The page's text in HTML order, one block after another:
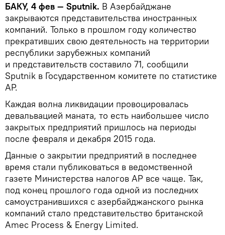
БАКУ, 4 фев — Sputnik. В Азербайджане
закрываются представительства иностранных
компаний. Только в прошлом году количество
прекративших свою деятельность на территории
республики зарубежных компаний
и представительств составило 71, сообщили
Sputnik в Государственном комитете по статистике
АР.
Каждая волна ликвидации провоцировалась
девальвацией маната, то есть наибольшее число
закрытых предприятий пришлось на периоды
после февраля и декабря 2015 года.
Данные о закрытии предприятий в последнее
время стали публиковаться в ведомственной
газете Министерства налогов АР все чаще. Так,
под конец прошлого года одной из последних
самоустранившихся с азербайджанского рынка
компаний стало представительство британской
Amec Process & Energy Limited.